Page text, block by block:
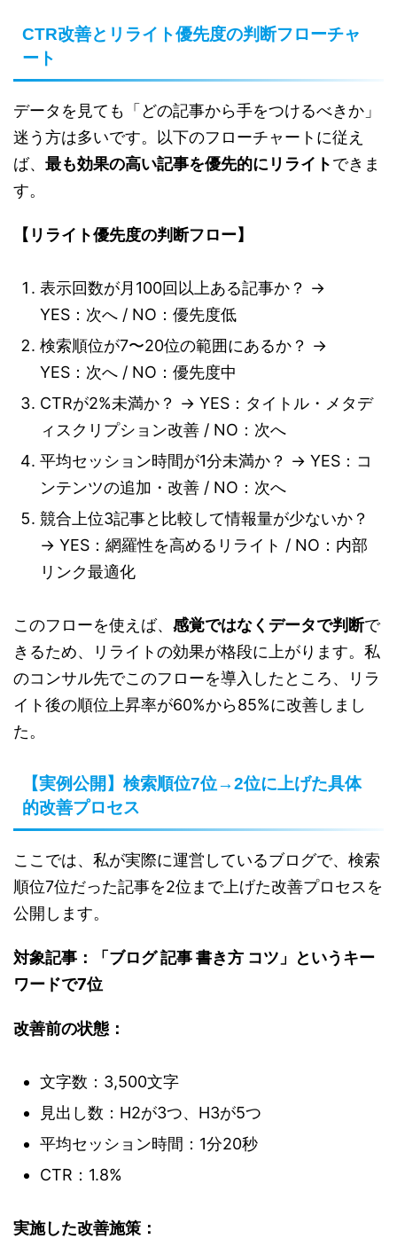
CTR改善とリライト優先度の判断フローチャ
ート
データを見ても「どの記事から手をつけるべきか」
迷う方は多いです。以下のフローチャートに従え
ば、 最も効果の高い記事を優先的にリライトできま
す。
【リライト優先度の判断フロー】
表示回数が月100回以上ある記事か？ →
YES：次へ / NO：優先度低
検索順位が7〜20位の範囲にあるか？ →
YES：次へ / NO：優先度中
CTRが2%未満か？ → YES：タイトル・メタデ
ィスクリプション改善 / NO：次へ
平均セッション時間が1分未満か？ → YES：コ
ンテンツの追加・改善 / NO：次へ
競合上位3記事と比較して情報量が少ないか？
→ YES：網羅性を高めるリライト / NO：内部
リンク最適化
このフローを使えば、 感覚ではなくデータで判断で
きるため、リライトの効果が格段に上がります。私
のコンサル先でこのフローを導入したところ、リラ
イト後の順位上昇率が60%から85%に改善しまし
た。
【実例公開】検索順位7位→2位に上げた具体
的改善プロセス
ここでは、私が実際に運営しているブログで、検索
順位7位だった記事を2位まで上げた改善プロセスを
公開します。
対象記事：「ブログ 記事 書き方 コツ」というキー
ワードで7位
改善前の状態：
文字数：3,500文字
見出し数：H2が3つ、H3が5つ
平均セッション時間：1分20秒
CTR：1.8%
実施した改善施策：